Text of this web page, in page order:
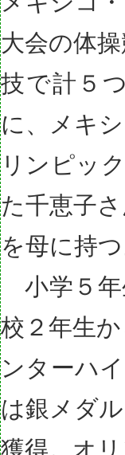
大会の体
技で計５
に、メキ
リンピッ
た千恵子
を母に持つ
小学５年
校２年生か
ンターハ
は銀メダ
獲得。オ